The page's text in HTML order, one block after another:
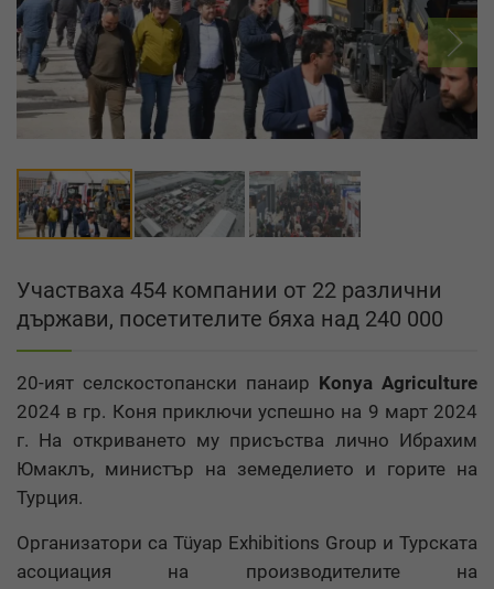
Участваха 454 компании от 22 различни
държави, посетителите бяха над 240 000
20-ият селскостопански панаир Konya Agriculture
2024 в гр. Коня приключи успешно на 9 март 2024
г. На откриването му присъства лично Ибрахим
Юмаклъ, министър на земеделието и горите на
Турция.
Организатори са Tüyap Exhibitions Group и Турската
асоциация на производителите на